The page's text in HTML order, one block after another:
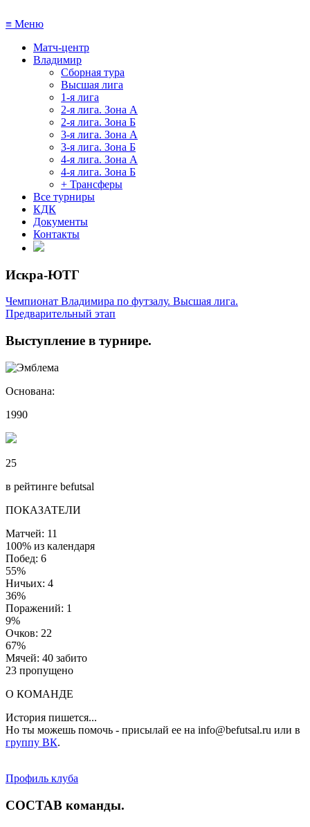
≡ Меню
Матч-центр
Владимир
Сборная тура
Высшая лига
1-я лига
2-я лига. Зона А
2-я лига. Зона Б
3-я лига. Зона А
3-я лига. Зона Б
4-я лига. Зона А
4-я лига. Зона Б
+ Трансферы
Все турниры
КДК
Документы
Контакты
Искра-ЮТГ
Чемпионат Владимира по футзалу. Высшая лига.
Предварительный этап
Выступление в турнире.
Основана:
1990
25
в рейтинге befutsal
ПОКАЗАТЕЛИ
Матчей: 11
100% из календаря
Побед: 6
55%
Ничьих: 4
36%
Поражений: 1
9%
Очков: 22
67%
Мячей: 40 забито
23 пропущено
О КОМАНДЕ
История пишется...
Но ты можешь помочь - присылай ее на info@befutsal.ru или в
группу ВК.
Профиль клуба
СОСТАВ команды.